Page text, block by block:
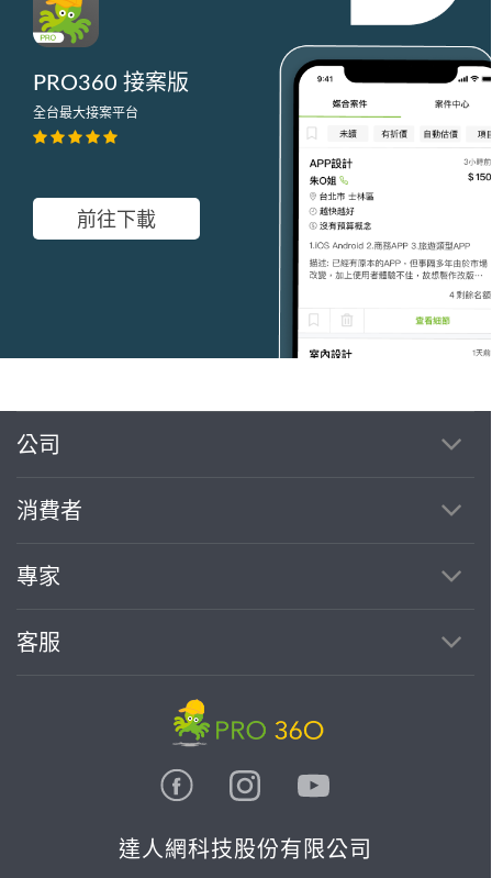
PRO360 接案版
全台最大接案平台
前往下載
公司
消費者
專家
客服
達人網科技股份有限公司
繼續完成